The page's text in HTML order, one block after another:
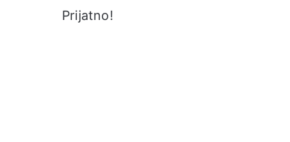
Prijatno!